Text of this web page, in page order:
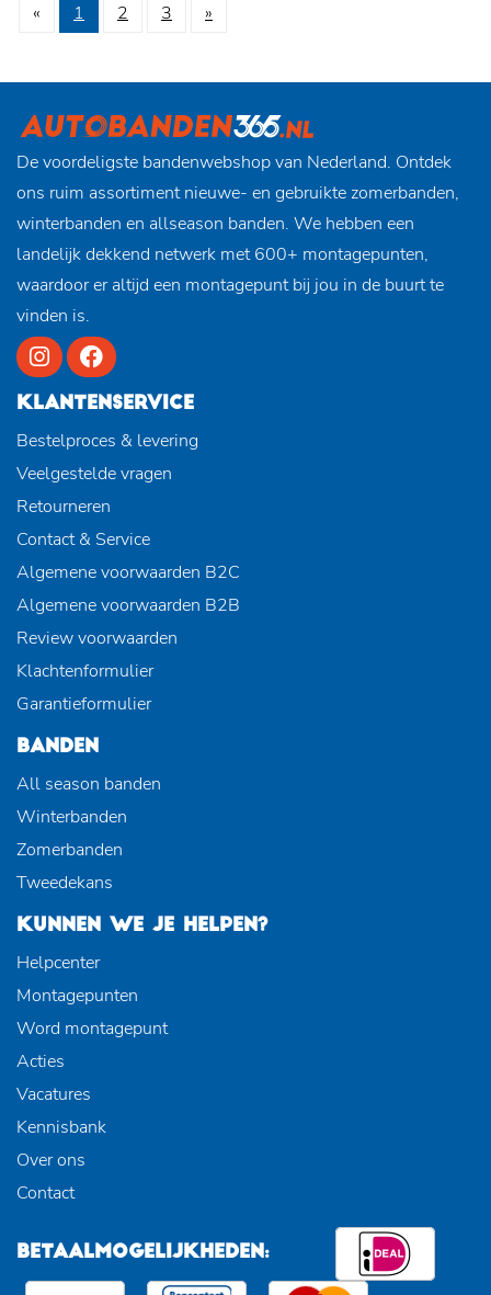
« 1 2 3 »
De voordeligste bandenwebshop van Nederland. Ontdek
ons ruim assortiment nieuwe- en gebruikte zomerbanden,
winterbanden en allseason banden. We hebben een
landelijk dekkend netwerk met 600+ montagepunten,
waardoor er altijd een montagepunt bij jou in de buurt te
vinden is.
KLANTENSERVICE
Bestelproces & levering
Veelgestelde vragen
Retourneren
Contact & Service
Algemene voorwaarden B2C
Algemene voorwaarden B2B
Review voorwaarden
Klachtenformulier
Garantieformulier
BANDEN
All season banden
Winterbanden
Zomerbanden
Tweedekans
KUNNEN WE JE HELPEN?
Helpcenter
Montagepunten
Word montagepunt
Acties
Vacatures
Kennisbank
Over ons
Contact
BETAALMOGELIJKHEDEN: